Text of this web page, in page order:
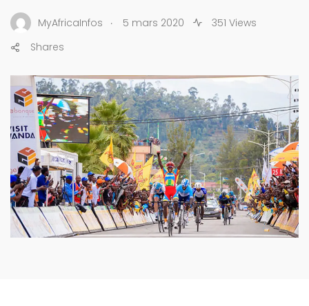
MyAfricaInfos . 5 mars 2020
351 Views
Shares